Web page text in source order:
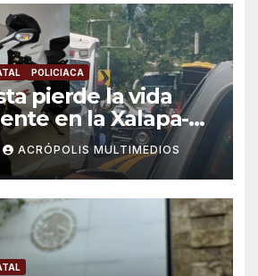
POLICIACA
pierde la vida
en la Xalapa-
ACRÓPOLIS MULTIMEDIOS